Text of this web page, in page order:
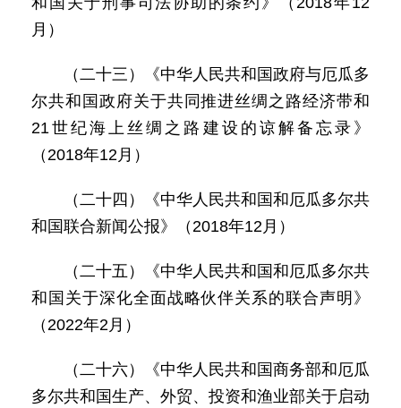
月）
（二十三）《中华人民共和国政府与厄瓜多
尔共和国政府关于共同推进丝绸之路经济带和
21世纪海上丝绸之路建设的谅解备忘录》
（2018年12月）
（二十四）《中华人民共和国和厄瓜多尔共
和国联合新闻公报》（2018年12月）
（二十五）《中华人民共和国和厄瓜多尔共
和国关于深化全面战略伙伴关系的联合声明》
（2022年2月）
（二十六）《中华人民共和国商务部和厄瓜
多尔共和国生产、外贸、投资和渔业部关于启动